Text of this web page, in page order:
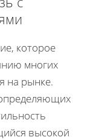
которое
многих
на рынке.
высокой